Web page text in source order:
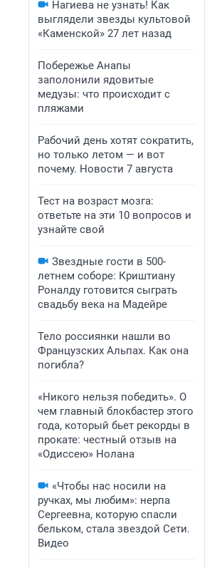
Нагиева не узнать! Как
выглядели звезды культовой
«Каменской» 27 лет назад
Побережье Анапы
заполонили ядовитые
медузы: что происходит с
пляжами
Рабочий день хотят сократить,
но только летом — и вот
почему. Новости 7 августа
Тест на возраст мозга:
ответьте на эти 10 вопросов и
узнайте свой
Звездные гости в 500-
летнем соборе: Криштиану
Роналду готовится сыграть
свадьбу века на Мадейре
Тело россиянки нашли во
Французских Альпах. Как она
погибла?
«Никого нельзя победить». О
чем главный блокбастер этого
года, который бьет рекорды в
прокате: честный отзыв на
«Одиссею» Нолана
«Чтобы нас носили на
ручках, мы любим»: нерпа
Сергеевна, которую спасли
бельком, стала звездой Сети.
Видео